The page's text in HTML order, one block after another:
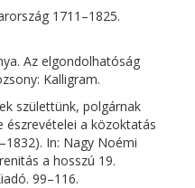
1711–1825.
Az elgondolhatóság
Kalligram.
születtünk, polgárnak
észrevételei a közoktatás
In: Nagy Noémi
a hosszú 19.
99–116.